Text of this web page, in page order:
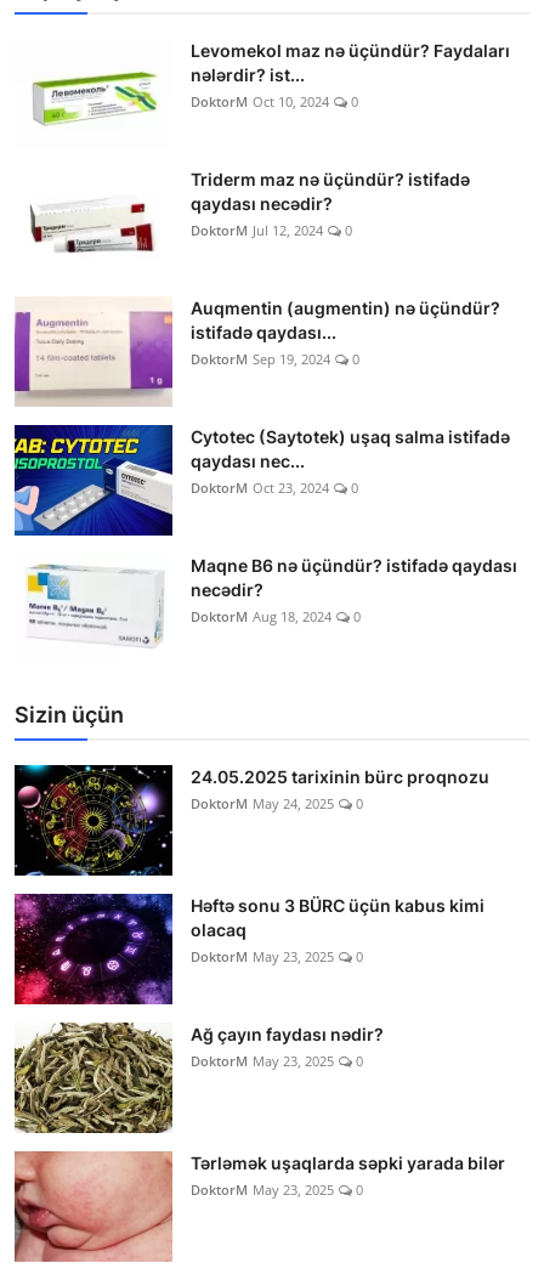
Levomekol maz nə üçündür? Faydaları
nələrdir? ist...
DoktorM Oct 10, 2024 0
Triderm maz nə üçündür? istifadə
qaydası necədir?
DoktorM Jul 12, 2024 0
Auqmentin (augmentin) nə üçündür?
istifadə qaydası...
DoktorM Sep 19, 2024 0
Cytotec (Saytotek) uşaq salma istifadə
qaydası nec...
DoktorM Oct 23, 2024 0
Maqne B6 nə üçündür? istifadə qaydası
necədir?
DoktorM Aug 18, 2024 0
Sizin üçün
24.05.2025 tarixinin bürc proqnozu
DoktorM May 24, 2025 0
Həftə sonu 3 BÜRC üçün kabus kimi
olacaq
DoktorM May 23, 2025 0
Ağ çayın faydası nədir?
DoktorM May 23, 2025 0
Tərləmək uşaqlarda səpki yarada bilər
DoktorM May 23, 2025 0